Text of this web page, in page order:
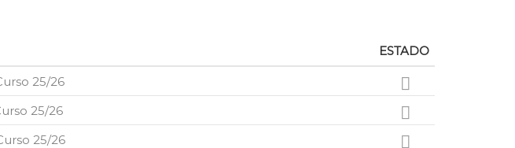
ESTADO
25/26
25/26
25/26